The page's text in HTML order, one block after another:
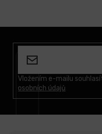
Vložením e-mailu
osobních údajů